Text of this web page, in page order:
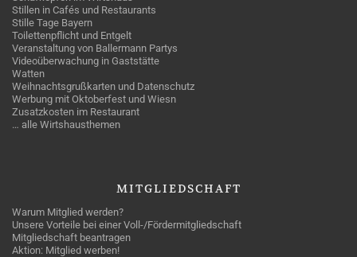
Stillen in Cafés und Restaurants
Stille Tage Bayern
Toilettenpflicht und Entgelt
Veranstaltung von Ballermann Partys
Videoüberwachung in Gaststätte
Watten
Weihnachtsgrußkarten und Datenschutz
Werbung mit Oktoberfest und Wiesn
Zusatzkosten im Restaurant
… alle Wirtshausthemen
MITGLIEDSCHAFT
Warum Mitglied werden?
Unsere Vorteile bei einer Voll-/Fördermitgliedschaft
Mitgliedschaft beantragen
Aktion: Mitglied werben!